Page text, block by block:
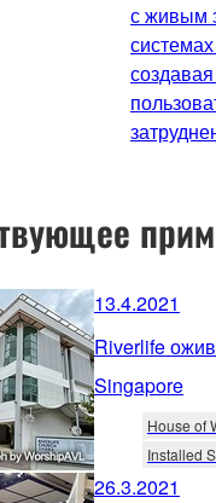
с живым
13.4.2021
Riverlife
Singapore
House of
Installed
26.3.2021